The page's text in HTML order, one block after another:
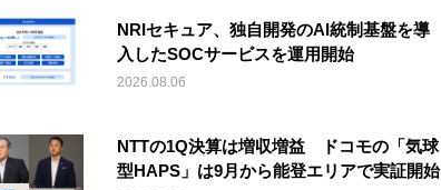
NRIセキュア、独自開発のAI統制基盤を導
入したSOCサービスを運用開始
2026.08.06
NTTの1Q決算は増収増益 ドコモの「気球
型HAPS」は9月から能登エリアで実証開始